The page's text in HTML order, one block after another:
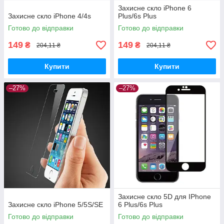
Захисне скло iPhone 4/4s
Готово до відправки
149 ₴ 204,11 ₴
Купити
Захисне скло iPhone 6
Plus/6s Plus
Готово до відправки
149 ₴ 204,11 ₴
Купити
–27%
Захисне скло iPhone 5/5S/SE
Готово до відправки
–27%
Захисне скло 5D для IPhone
6 Plus/6s Plus
Готово до відправки